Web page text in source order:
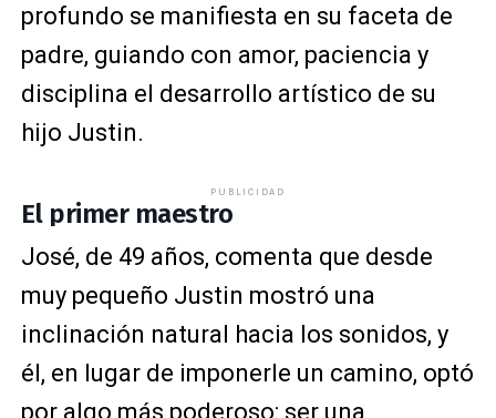
profundo se manifiesta en su faceta de
padre, guiando con amor, paciencia y
disciplina el desarrollo artístico de su
hijo Justin.
PUBLICIDAD
El primer maestro
José, de 49 años, comenta que desde
muy pequeño Justin mostró una
inclinación natural hacia los sonidos, y
él, en lugar de imponerle un camino, optó
por algo más poderoso: ser una